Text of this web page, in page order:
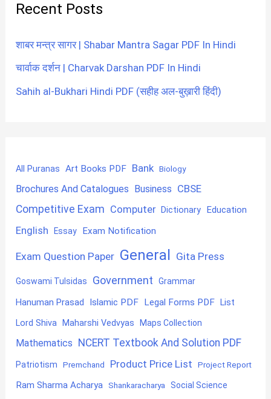
Recent Posts
शाबर मन्त्र सागर | Shabar Mantra Sagar PDF In Hindi
चार्वाक दर्शन | Charvak Darshan PDF In Hindi
Sahih al-Bukhari Hindi PDF (सहीह अल-बुख़ारी हिंदी)
All Puranas Art Books PDF Bank Biology
Brochures And Catalogues Business CBSE
Competitive Exam Computer Dictionary Education
English Essay Exam Notification
Exam Question Paper General Gita Press
Goswami Tulsidas Government Grammar
Hanuman Prasad Islamic PDF Legal Forms PDF List
Lord Shiva Maharshi Vedvyas Maps Collection
Mathematics NCERT Textbook And Solution PDF
Patriotism Premchand Product Price List Project Report
Ram Sharma Acharya Shankaracharya Social Science